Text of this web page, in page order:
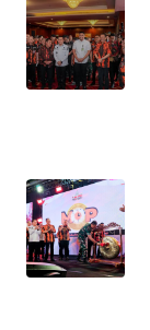
WN
MALUKU
WN
DAIRI
WN
DANAU